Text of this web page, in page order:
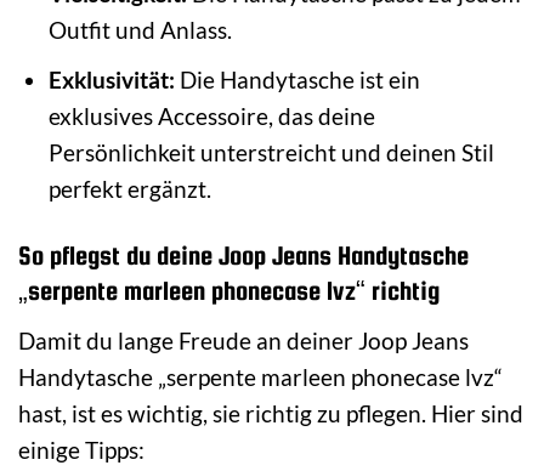
Outfit und Anlass.
Exklusivität: Die Handytasche ist ein
exklusives Accessoire, das deine
Persönlichkeit unterstreicht und deinen Stil
perfekt ergänzt.
So pflegst du deine Joop Jeans Handytasche
„serpente marleen phonecase lvz“ richtig
Damit du lange Freude an deiner Joop Jeans
Handytasche „serpente marleen phonecase lvz“
hast, ist es wichtig, sie richtig zu pflegen. Hier sind
einige Tipps: